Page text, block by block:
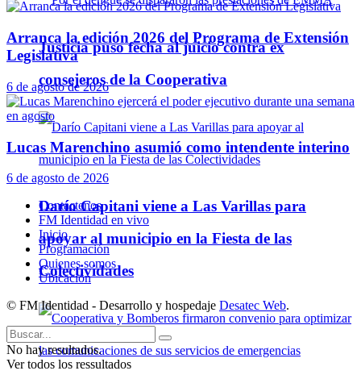
Justicia puso fecha al juicio contra ex
consejeros de la Cooperativa
Darío Capitani viene a Las Varillas para
apoyar al municipio en la Fiesta de las
Colectividades
Arranca la edición 2026 del Programa de Extensión
Legislativa
6 de agosto de 2026
Lucas Marenchino asumió como intendente interino
6 de agosto de 2026
Contáctenos
FM Identidad en vivo
Inicio
Programación
Quienes somos
Ubicación
© FM Identidad - Desarrollo y hospedaje Desatec Web.
No hay resultados.
Ver todos los ressultados